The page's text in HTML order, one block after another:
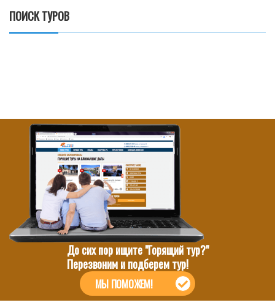
ПОИСК ТУРОВ
До сих пор ищите "Горящий тур?"
Перезвоним и подберем тур!
МЫ ПОМОЖЕМ!